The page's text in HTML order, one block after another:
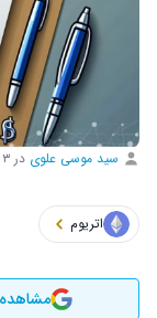
سید موسی علوی در ۳ خرداد ۱۴۰۳
اتریوم
مشاهده